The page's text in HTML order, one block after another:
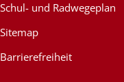
Schul- und Radwegeplan
Sitemap
Barrierefreiheit